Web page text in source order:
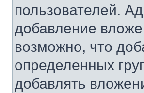
пользователей.
добавление
возможно, что
определенных
добавлять